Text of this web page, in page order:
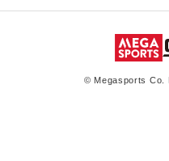
© Megasports Co.